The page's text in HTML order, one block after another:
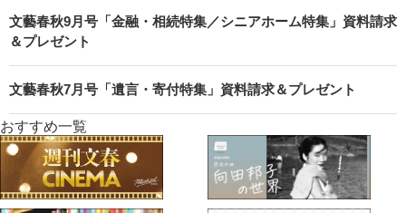
文藝春秋9月号「金融・相続特集／シニアホーム特集」資料請求
＆プレゼント
文藝春秋7月号「遺言・寄付特集」資料請求＆プレゼント
おすすめ一覧